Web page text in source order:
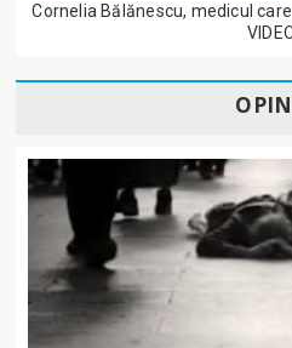
Cornelia Bălănescu, medicul